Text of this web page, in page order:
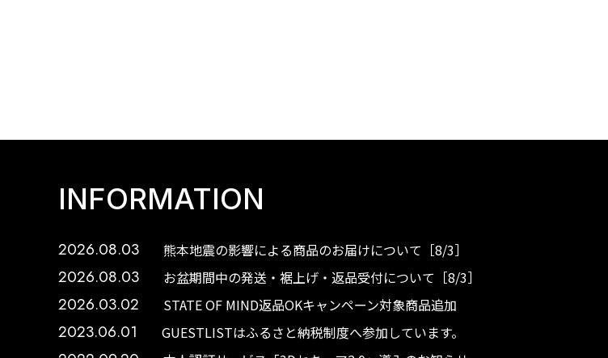
INFORMATION
2026.08.03 熊本地震の影響による商品のお届けについて［8/3］
2026.08.03 お盆期間中の発送・裾上げ・返品受付について［8/3］
2026.03.02 STATE OF MIND返品OKキャンペーン対象商品追加
2023.06.01 GUESTLISTはふるさと納税制度へ参加しています。